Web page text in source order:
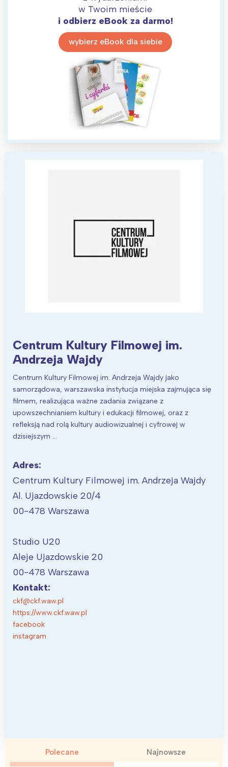
w Twoim mieście
i odbierz eBook za darmo!
wybierz eBook dla siebie
Centrum Kultury Filmowej im.
Andrzeja Wajdy
Centrum Kultury Filmowej im. Andrzeja Wajdy jako
samorządowa, warszawska instytucja miejska zajmująca się
filmem, realizująca ważne zadania związane z
upowszechnianiem kultury i edukacji filmowej, oraz z
refleksją nad rolą kultury audiowizualnej i cyfrowej w
dzisiejszym …
Adres:
Centrum Kultury Filmowej im. Andrzeja Wajdy
Al. Ujazdowskie 20/4
00-478 Warszawa
Studio U20
Aleje Ujazdowskie 20
00-478 Warszawa
Kontakt:
ckf@ckf.waw.pl
https://www.ckf.waw.pl
facebook
instagram
Polecane Najnowsze
Łódź
Trójmiasto
Wrocław
Kraków
Południe
Północ
Wszystkie
Wybieram